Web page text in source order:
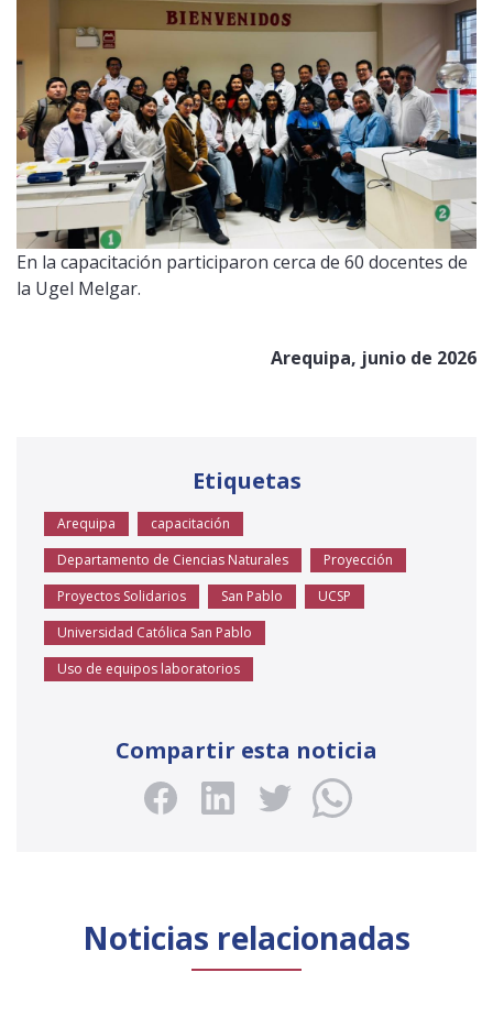
En la capacitación participaron cerca de 60 docentes de
la Ugel Melgar.
Arequipa, junio de 2026
Etiquetas
Arequipa
capacitación
Departamento de Ciencias Naturales
Proyección
Proyectos Solidarios
San Pablo
UCSP
Universidad Católica San Pablo
Uso de equipos laboratorios
Compartir esta noticia
Noticias relacionadas